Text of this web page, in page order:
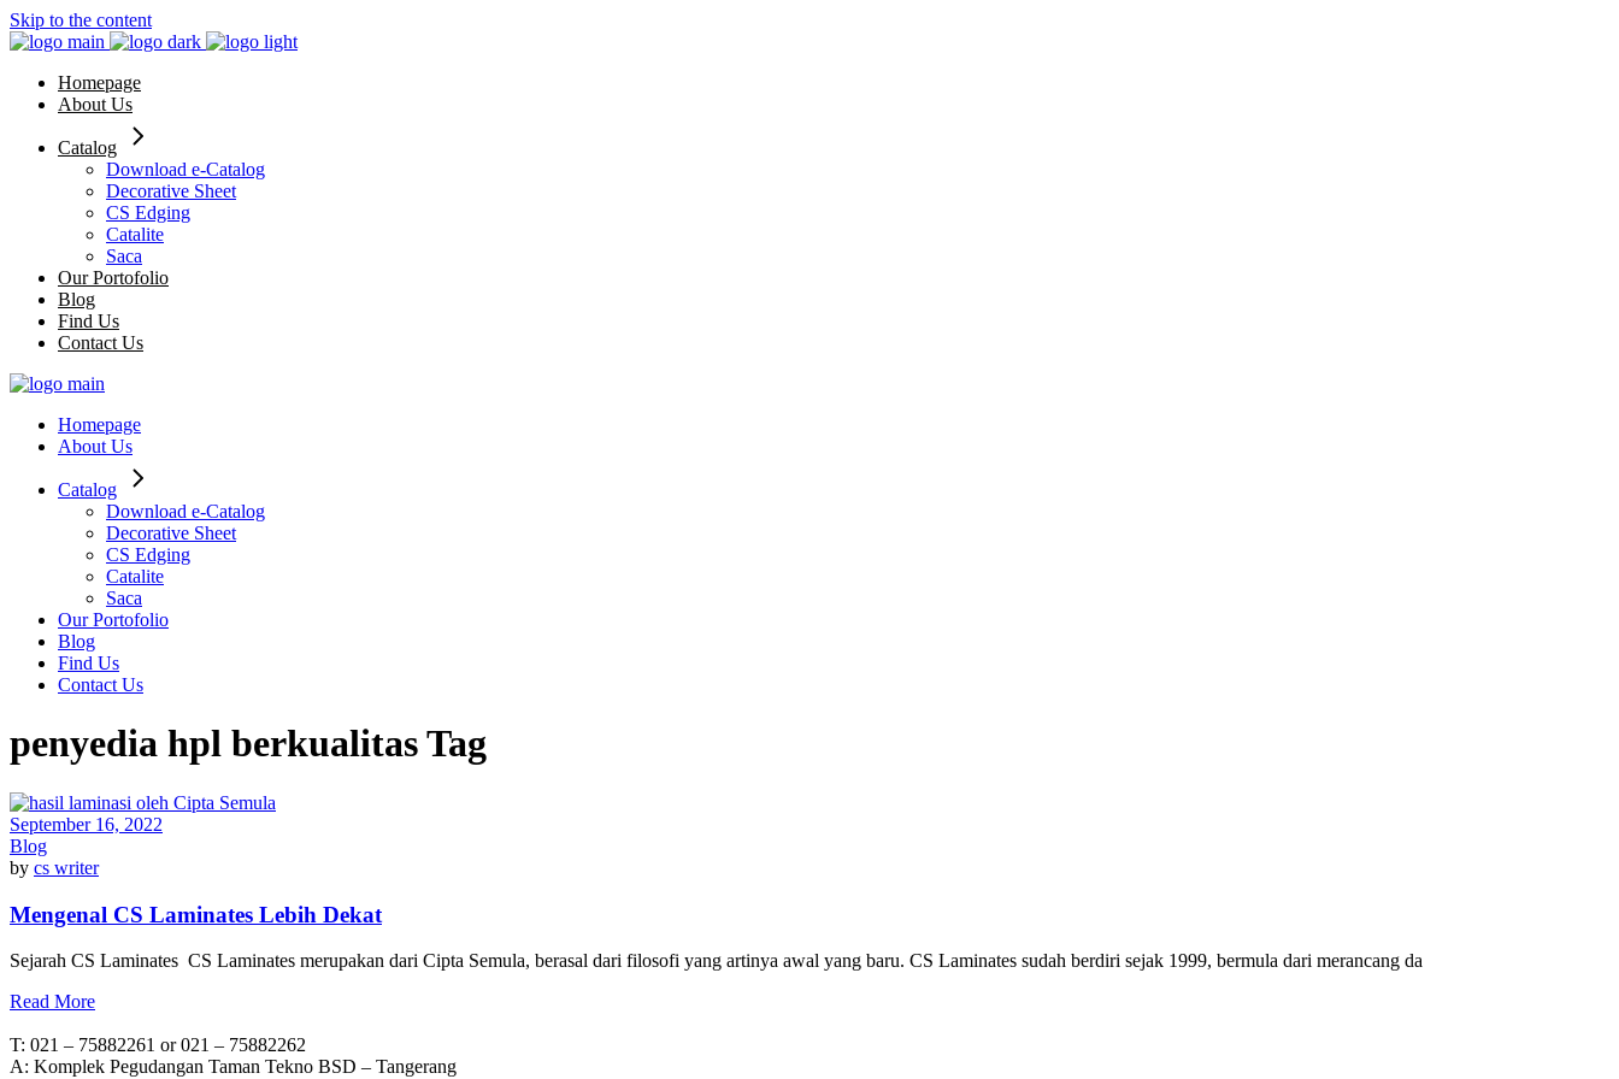
Skip to the content
Homepage
About Us
Catalog
Download e-Catalog
Decorative Sheet
CS Edging
Catalite
Saca
Our Portofolio
Blog
Find Us
Contact Us
Homepage
About Us
Catalog
Download e-Catalog
Decorative Sheet
CS Edging
Catalite
Saca
Our Portofolio
Blog
Find Us
Contact Us
penyedia hpl berkualitas Tag
September 16, 2022
Blog
by cs writer
Mengenal CS Laminates Lebih Dekat
Sejarah CS Laminates CS Laminates merupakan dari Cipta Semula, berasal dari filosofi yang artinya awal yang baru. CS Laminates sudah berdiri sejak 1999, bermula dari merancang da
Read More
T: 021 – 75882261 or 021 – 75882262
A: Komplek Pegudangan Taman Tekno BSD – Tangerang